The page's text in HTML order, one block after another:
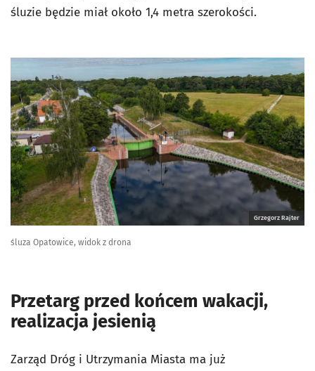
śluzie będzie miał około 1,4 metra szerokości.
Grzegorz Rajter
śluza Opatowice, widok z drona
Przetarg przed końcem wakacji,
realizacja jesienią
Zarząd Dróg i Utrzymania Miasta ma już